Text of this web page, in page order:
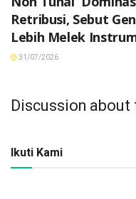
Retribusi, Sebut
Lebih Melek
31/07/2026
Discussion about
Ikuti Kami